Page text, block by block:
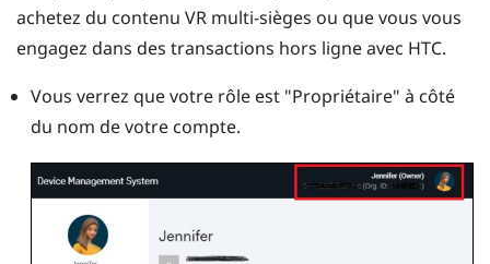
achetez du contenu VR multi-sièges ou que vous vous
engagez dans des transactions hors ligne avec HTC.
Vous verrez que votre rôle est "‍Propriétaire"‍ à côté
du nom de votre compte.